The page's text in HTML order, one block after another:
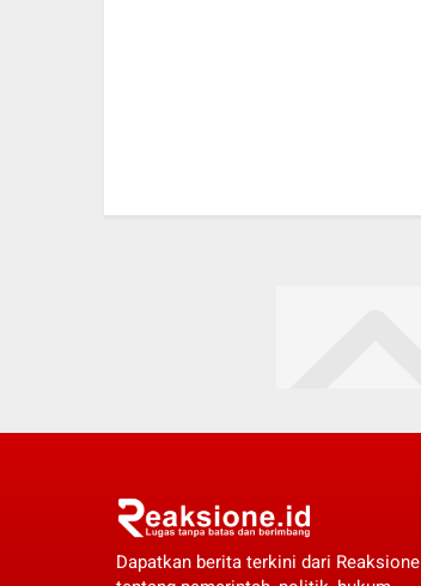
Dapatkan berita terkini dari Reaksione